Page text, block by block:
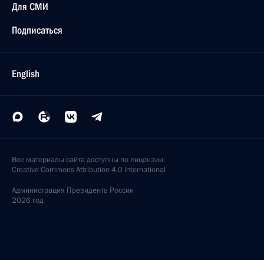
Для СМИ
Подписаться
English
Все материалы сайта доступны по лицензии:
Creative Commons Attribution 4.0 International
Администрация Президента России
2026 год